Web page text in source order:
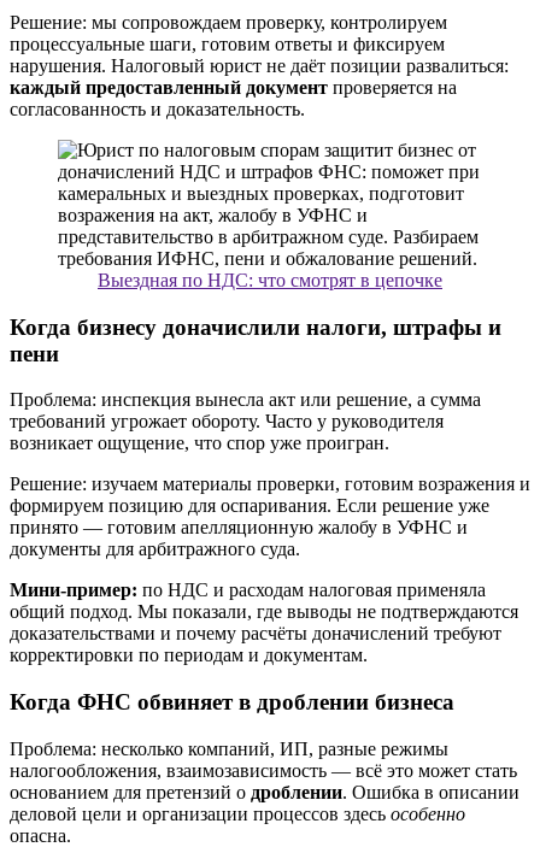
Решение: мы сопровождаем проверку, контролируем
процессуальные шаги, готовим ответы и фиксируем
нарушения. Налоговый юрист не даёт позиции развалиться:
каждый предоставленный документ проверяется на
согласованность и доказательность.
Выездная по НДС: что смотрят в цепочке
Когда бизнесу доначислили налоги, штрафы и
пени
Проблема: инспекция вынесла акт или решение, а сумма
требований угрожает обороту. Часто у руководителя
возникает ощущение, что спор уже проигран.
Решение: изучаем материалы проверки, готовим возражения и
формируем позицию для оспаривания. Если решение уже
принято — готовим апелляционную жалобу в УФНС и
документы для арбитражного суда.
Мини-пример: по НДС и расходам налоговая применяла
общий подход. Мы показали, где выводы не подтверждаются
доказательствами и почему расчёты доначислений требуют
корректировки по периодам и документам.
Когда ФНС обвиняет в дроблении бизнеса
Проблема: несколько компаний, ИП, разные режимы
налогообложения, взаимозависимость — всё это может стать
основанием для претензий о дроблении. Ошибка в описании
деловой цели и организации процессов здесь особенно
опасна.